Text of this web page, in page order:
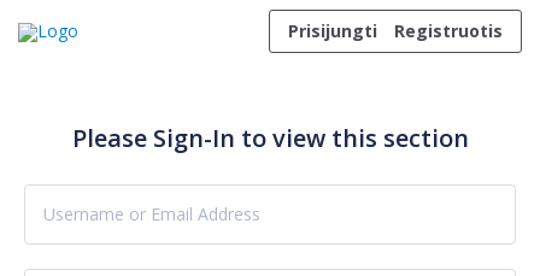
Prisijungti
Registruotis
Please Sign-In to view this section